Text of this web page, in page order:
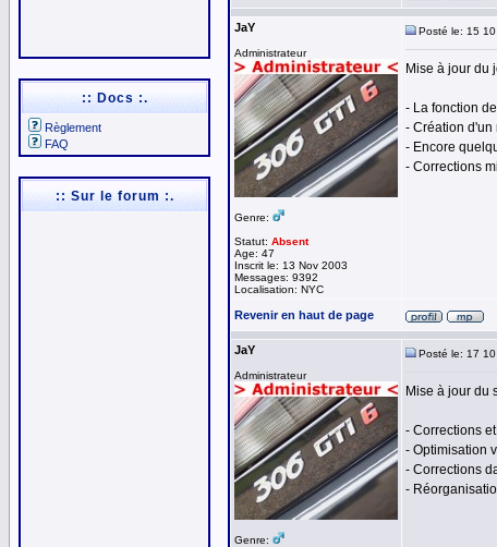
:: Docs :.
Règlement
FAQ
:: Sur le forum :.
JaY
Administrateur
Genre:
Statut: Absent
Age: 47
Inscrit le: 13 Nov 2003
Messages: 9392
Localisation: NYC
Posté le: 15
Mise à jour du
- La fonction
- Création d'un
- Encore
- Corrections
Revenir en haut de page
JaY
Administrateur
Genre:
Posté le: 17
Mise à jour du
- Corrections
- Optimisation
- Corrections
-